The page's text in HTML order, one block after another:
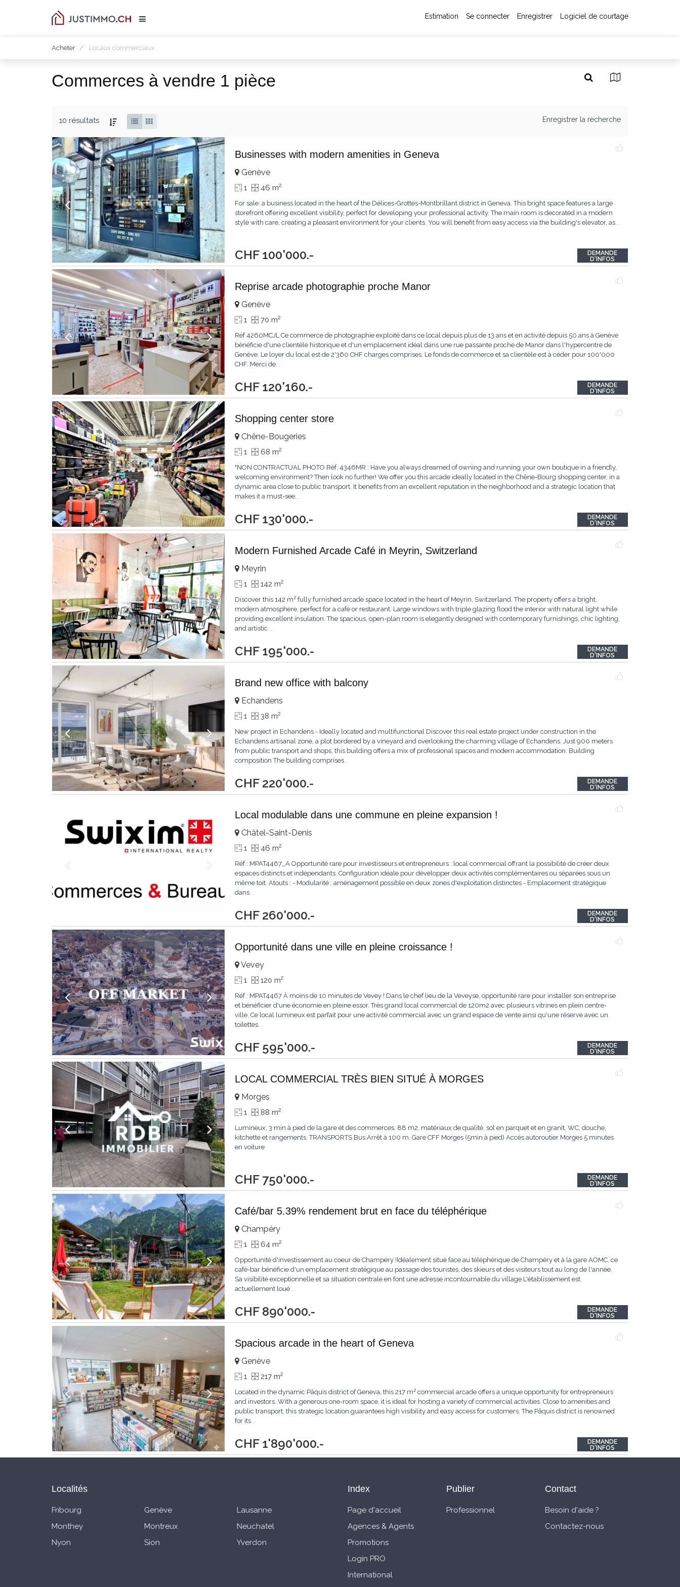
Estimation Se connecter Enregistrer Logiciel de courtage
Acheter Locaux commerciaux
Commerces à vendre 1 pièce
10 résultats Enregistrer la recherche
Businesses with modern amenities in Geneva
CHF 100'000.-
Genève
1 46 m2
For sale: a business located in the heart of the Délices-Grottes-Montbrillant district in Geneva. This bright space features a large
storefront offering excellent visibility, perfect for developing your professional activity. The main room is decorated in a modern
style with care, creating a pleasant environment for your clients. You will benefit from easy access via the building's elevator, as...
DEMANDE
D'INFOS
Reprise arcade photographie proche Manor
CHF 120'160.-
Genève
1 70 m2
Réf 4260MCJL Ce commerce de photographie exploité dans ce local depuis plus de 13 ans et en activité depuis 50 ans à Genève
bénéficie d'une clientèle historique et d'un emplacement idéal dans une rue passante proche de Manor dans l'hypercentre de
Genève. Le loyer du local est de 2'360 CHF charges comprises. Le fonds de commerce et sa clientèle est à céder pour 100'000
CHF. Merci de...
DEMANDE
D'INFOS
Shopping center store
CHF 130'000.-
Chêne-Bougeries
1 68 m2
"NON CONTRACTUAL PHOTO Réf. 4346MR : Have you always dreamed of owning and running your own boutique in a friendly,
welcoming environment? Then look no further! We offer you this arcade ideally located in the Chêne-Bourg shopping center, in a
dynamic area close to public transport. It benefits from an excellent reputation in the neighborhood and a strategic location that
makes it a must-see....
DEMANDE
D'INFOS
Modern Furnished Arcade Café in Meyrin, Switzerland
CHF 195'000.-
Meyrin
1 142 m2
Discover this 142 m² fully furnished arcade space located in the heart of Meyrin, Switzerland. The property offers a bright,
modern atmosphere, perfect for a café or restaurant. Large windows with triple glazing flood the interior with natural light while
providing excellent insulation. The spacious, open-plan room is elegantly designed with contemporary furnishings, chic lighting,
and artistic...
DEMANDE
D'INFOS
Brand new office with balcony
CHF 220'000.-
Echandens
1 38 m2
New project in Echandens - Ideally located and multifunctional Discover this real estate project under construction in the
Echandens artisanal zone, a plot bordered by a vineyard and overlooking the charming village of Echandens. Just 900 meters
from public transport and shops, this building offers a mix of professional spaces and modern accommodation. Building
composition The building comprises...
DEMANDE
D'INFOS
Local modulable dans une commune en pleine expansion !
CHF 260'000.-
Châtel-Saint-Denis
1 46 m2
Réf : MPAT4467_A Opportunité rare pour investisseurs et entrepreneurs : local commercial offrant la possibilité de créer deux
espaces distincts et indépendants. Configuration idéale pour développer deux activités complémentaires ou séparées sous un
même toit. Atouts : - Modularité : aménagement possible en deux zones d'exploitation distinctes - Emplacement stratégique
dans...
DEMANDE
D'INFOS
Opportunité dans une ville en pleine croissance !
CHF 595'000.-
Vevey
1 120 m2
Réf : MPAT4467 À moins de 10 minutes de Vevey ! Dans le chef lieu de la Veveyse, opportunité rare pour installer son entreprise
et bénéficier d'une économie en pleine essor. Très grand local commercial de 120m2 avec plusieurs vitrines en plein centre-
ville. Ce local lumineux est parfait pour une activité commercial avec un grand espace de vente ainsi qu'une réserve avec un
toilettes...
DEMANDE
D'INFOS
LOCAL COMMERCIAL TRÈS BIEN SITUÉ À MORGES
CHF 750'000.-
Morges
1 88 m2
Lumineux, 3 min à pied de la gare et des commerces, 88 m2, matériaux de qualité, sol en parquet et en granit, WC, douche,
kitchette et rangements. TRANSPORTS Bus Arrêt à 100 m. Gare CFF Morges (5min à pied) Accès autoroutier Morges 5 minutes
en voiture
DEMANDE
D'INFOS
Café/bar 5.39% rendement brut en face du téléphérique
CHF 890'000.-
Champéry
1 64 m2
Opportunité d'investissement au coeur de Champéry !Idéalement situé face au téléphérique de Champéry et à la gare AOMC, ce
café-bar bénéficie d'un emplacement stratégique au passage des touristes, des skieurs et des visiteurs tout au long de l'année.
Sa visibilité exceptionnelle et sa situation centrale en font une adresse incontournable du village.L'établissement est
actuellement loué...
DEMANDE
D'INFOS
Spacious arcade in the heart of Geneva
CHF 1'890'000.-
Genève
1 217 m2
Located in the dynamic Pâquis district of Geneva, this 217 m² commercial arcade offers a unique opportunity for entrepreneurs
and investors. With a generous one-room space, it is ideal for hosting a variety of commercial activities. Close to amenities and
public transport, this strategic location guarantees high visibility and easy access for customers. The Pâquis district is renowned
for its...
DEMANDE
D'INFOS
Localités
Fribourg Genève
Lausanne
Monthey
Montreux
Neuchatel
Nyon
Sion Yverdon
Index
Page d'accueil
Agences & Agents
Promotions
Login PRO
International
Publier
Professionnel
Contact
Besoin d'aide ?
Contactez-nous